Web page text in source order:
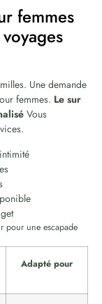
femmes
Une demande
femmes. Le sur
Vous
pour une escapade
Adapté pour